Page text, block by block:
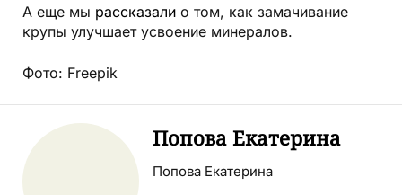
А еще мы рассказали о том, как замачивание
крупы улучшает усвоение минералов.
Фото: Freepik
Попова Екатерина
Попова Екатерина